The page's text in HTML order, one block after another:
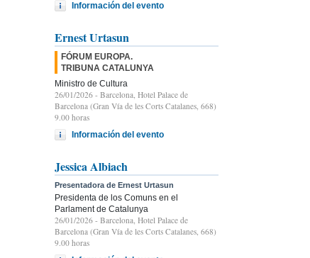
Información del evento
Ernest Urtasun
FÓRUM EUROPA.
TRIBUNA CATALUNYA
Ministro de Cultura
26/01/2026 - Barcelona, Hotel Palace de
Barcelona (Gran Vía de les Corts Catalanes, 668)
9.00 horas
Información del evento
Jessica Albiach
Presentadora de Ernest Urtasun
Presidenta de los Comuns en el
Parlament de Catalunya
26/01/2026 - Barcelona, Hotel Palace de
Barcelona (Gran Vía de les Corts Catalanes, 668)
9.00 horas